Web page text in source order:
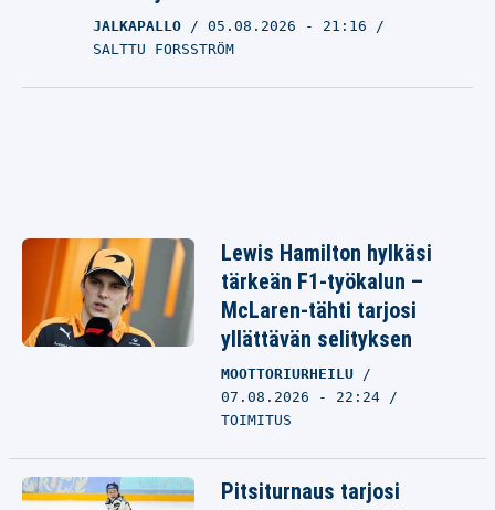
JALKAPALLO 05.08.2026 - 21:16
SALTTU FORSSTRÖM
Lewis Hamilton hylkäsi
tärkeän F1-työkalun –
McLaren-tähti tarjosi
yllättävän selityksen
MOOTTORIURHEILU
07.08.2026 - 22:24
TOIMITUS
Pitsiturnaus tarjosi